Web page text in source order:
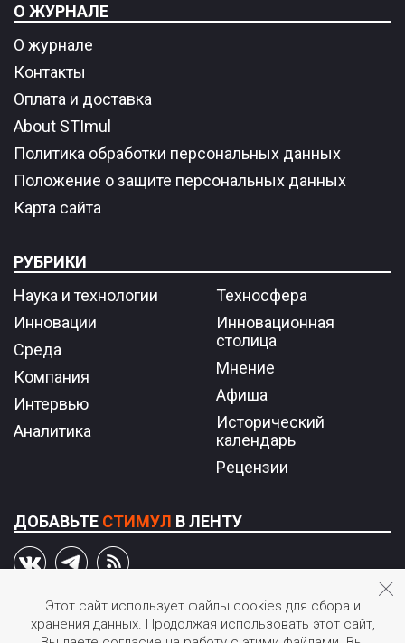
О ЖУРНАЛЕ
О журнале
Контакты
Оплата и доставка
About STImul
Политика обработки персональных данных
Положение о защите персональных данных
Карта сайта
РУБРИКИ
Наука и технологии
Инновации
Среда
Компания
Интервью
Аналитика
Техносфера
Инновационная
столица
Мнение
Афиша
Исторический
календарь
Рецензии
ДОБАВЬТЕ СТИМУЛ В ЛЕНТУ
© 2026 STIмул.
Этот сайт использует файлы cookies для сбора и
хранения данных. Продолжая использовать этот сайт,